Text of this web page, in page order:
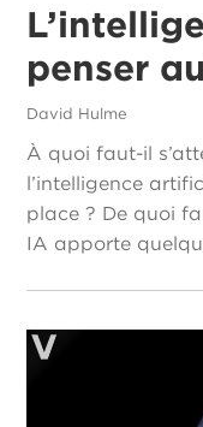
penser
David Hulme
À quoi faut-il
l’intelligence
place ? De quoi
IA apporte